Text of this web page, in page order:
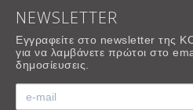
NEWSLETTER
Εγγραφείτε στο newsletter
για να λαμβάνετε πρώτοι στο
δημοσίευσεις.